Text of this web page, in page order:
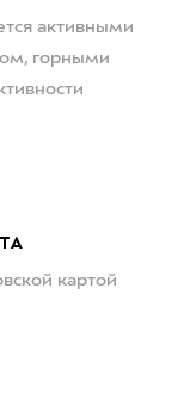
активными
горными
картой